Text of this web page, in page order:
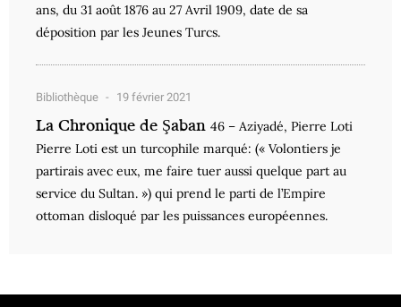
ans, du 31 août 1876 au 27 Avril 1909, date de sa
déposition par les Jeunes Turcs.
Bibliothèque 19 février 2021
La Chronique de Şaban 46 – Aziyadé, Pierre Loti
Pierre Loti est un turcophile marqué: (« Volontiers je
partirais avec eux, me faire tuer aussi quelque part au
service du Sultan. ») qui prend le parti de l’Empire
ottoman disloqué par les puissances européennes.